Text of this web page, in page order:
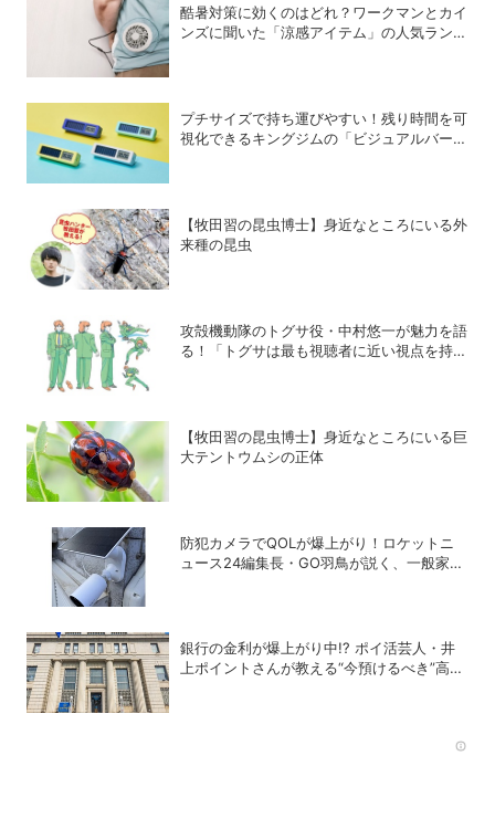
酷暑対策に効くのはどれ？ワークマンとカイ
ンズに聞いた「涼感アイテム」の人気ランキ
プチサイズで持ち運びやすい！残り時間を可
視化できるキングジムの「ビジュアルバータ
【牧田習の昆虫博士】身近なところにいる外
来種の昆虫
攻殻機動隊のトグサ役・中村悠一が魅力を語
る！「トグサは最も視聴者に近い視点を持っ
【牧田習の昆虫博士】身近なところにいる巨
大テントウムシの正体
防犯カメラでQOLが爆上がり！ロケットニ
ュース24編集長・GO羽鳥が説く、一般家庭
銀行の金利が爆上がり中!? ポイ活芸人・井
上ポイントさんが教える“今預けるべき”高金